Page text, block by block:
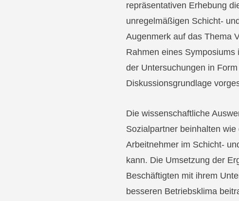
repräsentativen Erhebung
unregelmäßigen Schicht-
Augenmerk auf das Thema
Rahmen eines
der Untersuchungen in
Diskussionsgrundlage
Die wissenschaftliche
Sozialpartner beinhalten
Arbeitnehmer im Schicht-
kann. Die Umsetzung der
Beschäftigten mit ihrem
besseren Betriebsklima